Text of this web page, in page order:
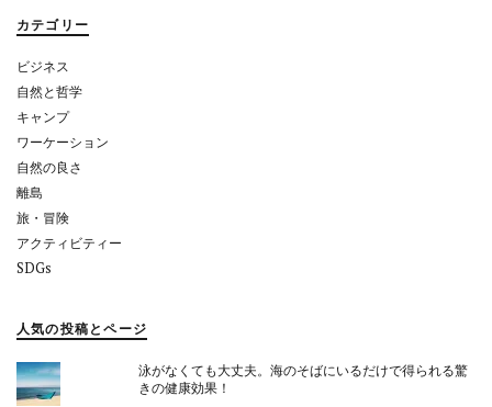
ン
カテゴリー
ビジネス
自然と哲学
キャンプ
ワーケーション
自然の良さ
離島
旅・冒険
アクティビティー
SDGs
人気の投稿とページ
泳がなくても大丈夫。海のそばにいるだけで得られる驚
きの健康効果！